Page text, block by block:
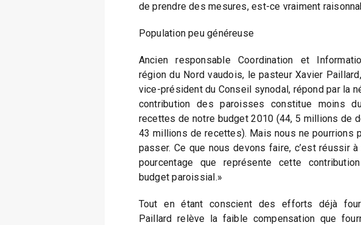
de prendre des mesures, est-ce vraiment
Population peu généreuse
Ancien responsable Coordination et
région du Nord vaudois, le pasteur Xavier Paillard,
vice-président du Conseil synodal, répond par la
contribution des paroisses constitue moins
recettes de notre budget 2010 (44, 5 millions de
43 millions de recettes). Mais nous ne pourrions
passer. Ce que nous devons faire, c’est réussir
pourcentage que représente cette contribution
budget paroissial.»
Tout en étant conscient des efforts déjà
Paillard relève la faible compensation que